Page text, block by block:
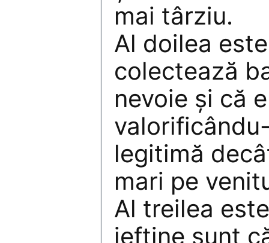
mai târziu.
Al doilea
colectează
nevoie şi că
legitimă
mari pe
Al treilea
ieftine sunt